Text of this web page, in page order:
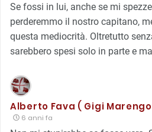
Se fossi in lui, anche se mi
perderemmo il nostro capitano,
questa mediocrità. Oltretutto
sarebbero spesi solo in parte e
Alberto Fava ( Gigi
6 anni fa